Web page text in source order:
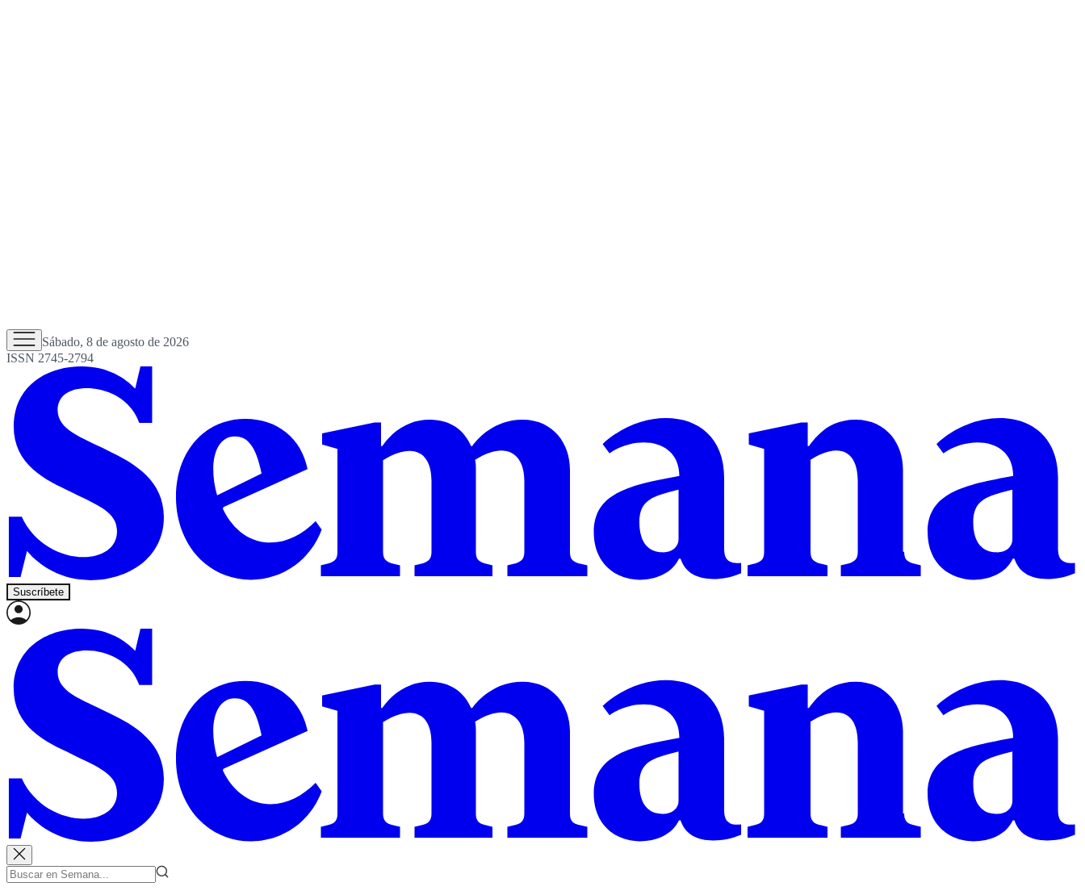
Sábado, 8 de agosto de 2026
ISSN 2745-2794
Suscríbete